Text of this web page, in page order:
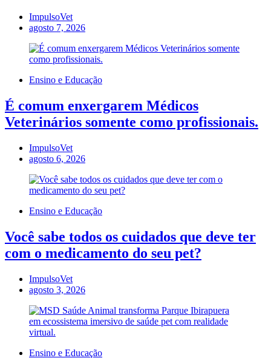
ImpulsoVet
agosto 7, 2026
Ensino e Educação
É comum enxergarem Médicos
Veterinários somente como profissionais.
ImpulsoVet
agosto 6, 2026
Ensino e Educação
Você sabe todos os cuidados que deve ter
com o medicamento do seu pet?
ImpulsoVet
agosto 3, 2026
Ensino e Educação